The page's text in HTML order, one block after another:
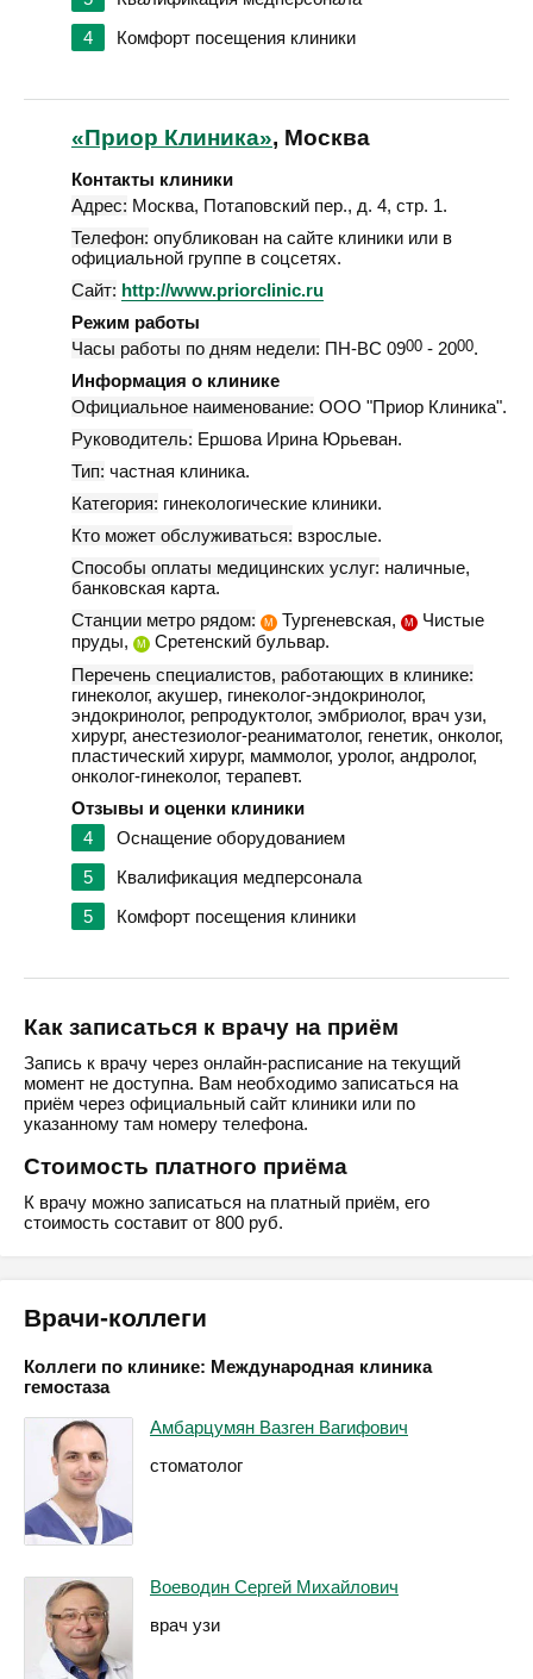
4
Комфорт посещения клиники
«Приор Клиника», Москва
Контакты клиники
Адрес: Москва, Потаповский пер., д. 4, стр. 1.
Телефон: опубликован на сайте клиники или в
официальной группе в соцсетях.
Сайт: http://www.priorclinic.ru
Режим работы
Часы работы по дням недели: ПН-ВС 0900 - 2000.
Информация о клинике
Официальное наименование: ООО "Приор Клиника".
Руководитель: Ершова Ирина Юрьеван.
Тип: частная клиника.
Категория: гинекологические клиники.
Кто может обслуживаться: взрослые.
Способы оплаты медицинских услуг: наличные,
банковская карта.
Станции метро рядом:
М Тургеневская, М
Чистые
пруды,
М
Сретенский бульвар.
Перечень специалистов, работающих в клинике:
гинеколог, акушер, гинеколог-эндокринолог,
эндокринолог, репродуктолог, эмбриолог, врач узи,
хирург, анестезиолог-реаниматолог, генетик, онколог,
пластический хирург, маммолог, уролог, андролог,
онколог-гинеколог, терапевт.
Отзывы и оценки клиники
4
Оснащение оборудованием
5
Квалификация медперсонала
5
Комфорт посещения клиники
Как записаться к врачу на приём
Запись к врачу через онлайн-расписание на текущий
момент не доступна. Вам необходимо записаться на
приём через официальный сайт клиники или по
указанному там номеру телефона.
Стоимость платного приёма
К врачу можно записаться на платный приём, его
стоимость составит от 800 руб.
Врачи-коллеги
Коллеги по клинике: Международная клиника
гемостаза
Амбарцумян Вазген Вагифович
стоматолог
Воеводин Сергей Михайлович
врач узи